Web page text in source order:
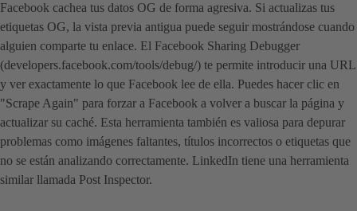
Facebook cachea tus datos OG de forma agresiva. Si actualizas tus
etiquetas OG, la vista previa antigua puede seguir mostrándose cuando
alguien comparte tu enlace. El Facebook Sharing Debugger
(developers.facebook.com/tools/debug/) te permite introducir una URL
y ver exactamente lo que Facebook lee de ella. Puedes hacer clic en
"Scrape Again" para forzar a Facebook a volver a buscar la página y
actualizar su caché. Esta herramienta también es valiosa para depurar
problemas como imágenes faltantes, títulos incorrectos o etiquetas que
no se están analizando correctamente. LinkedIn tiene una herramienta
similar llamada Post Inspector.